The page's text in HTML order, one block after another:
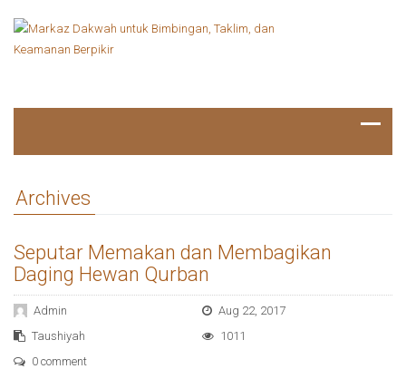
Archives
Seputar Memakan dan Membagikan
Daging Hewan Qurban
Admin
Aug 22, 2017
Taushiyah
1011
0 comment